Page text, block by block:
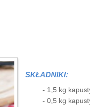
SKŁADNIKI:
- 1,5 kg
- 0,5 kg